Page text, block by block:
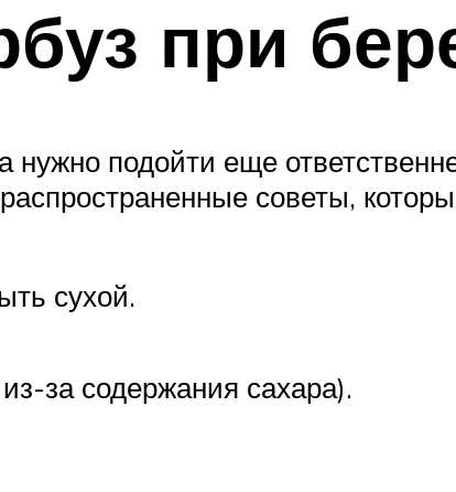
при
подойти еще
советы,
сухой.
за содержания сахара).